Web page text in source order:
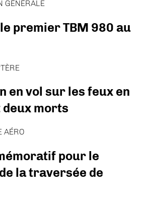
GÉNÉRALE
premier TBM 980 au
en vol sur les feux en
morts
AÉRO
pour le
la traversée de